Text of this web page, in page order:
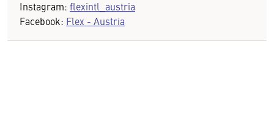
Instagram: flexintl_austria
Facebook: Flex - Austria